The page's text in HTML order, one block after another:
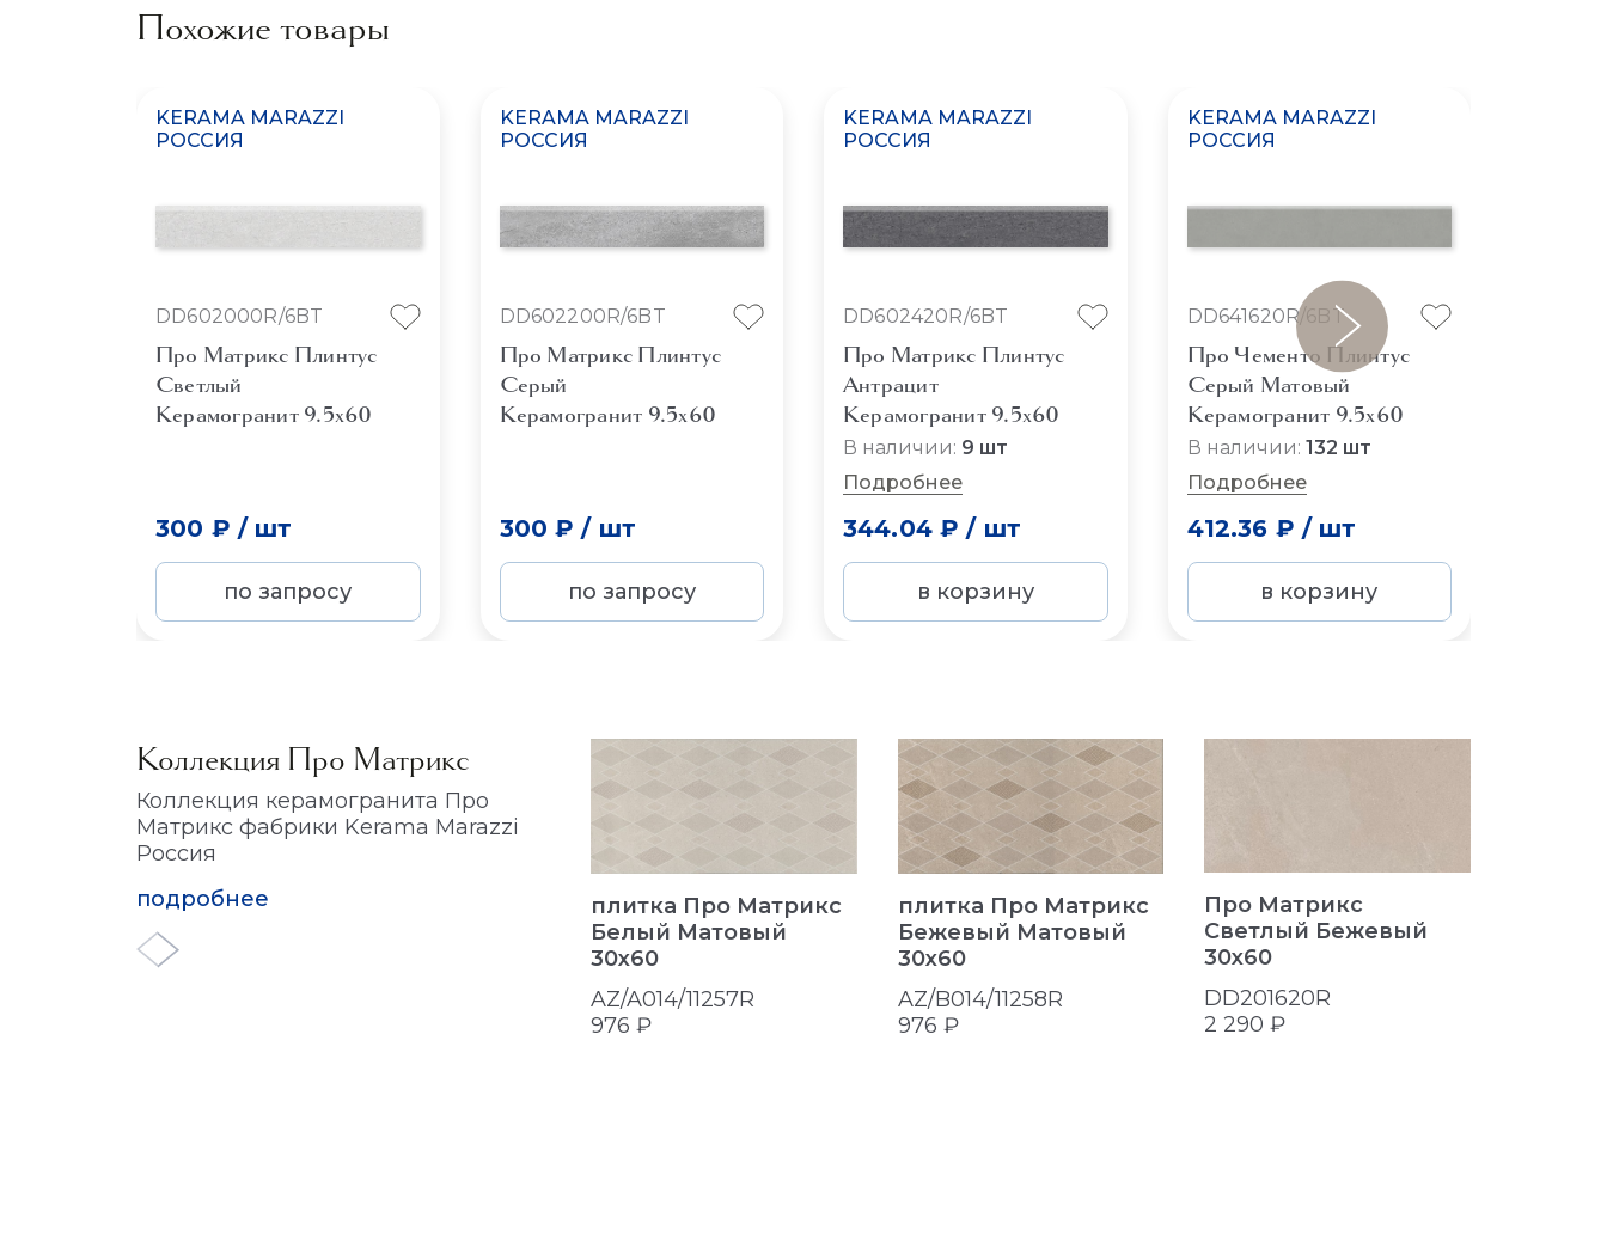
Похожие товары
KERAMA MARAZZI
РОССИЯ
DD602000R/6BT
Про Матрикс Плинтус
Светлый
Керамогранит 9.5x60
300 ₽ / шт
по запросу
KERAMA MARAZZI
РОССИЯ
DD602200R/6BT
Про Матрикс Плинтус
Серый
Керамогранит 9.5x60
300 ₽ / шт
по запросу
KERAMA MARAZZI
РОССИЯ
DD602420R/6BT
Про Матрикс Плинтус
Антрацит
Керамогранит 9.5x60
В наличии: 9 шт
Подробнее
344.04 ₽ / шт
в корзину
KERAMA MARAZZI
РОССИЯ
DD641620R/6BT
Про Чементо Плинтус
Серый Матовый
Керамогранит 9.5x60
В наличии: 132 шт
Подробнее
412.36 ₽ / шт
в корзину
Коллекция Про Матрикс
Коллекция керамогранита Про
Матрикс фабрики Kerama Marazzi
Россия
подробнее
плитка Про Матрикс
Белый Матовый
30x60
AZ/A014/11257R
976 ₽
плитка Про Матрикс
Бежевый Матовый
30x60
AZ/B014/11258R
976 ₽
Про Матрикс
Светлый Бежевый
30x60
DD201620R
2 290 ₽